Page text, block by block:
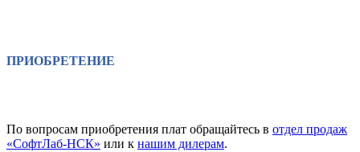
ПРИОБРЕТЕНИЕ
По вопросам приобретения плат обращайтесь в отдел продаж
«СофтЛаб-НСК» или к нашим дилерам.